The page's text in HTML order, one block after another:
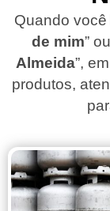
Quando você
de mim”
Almeida”,
produtos,